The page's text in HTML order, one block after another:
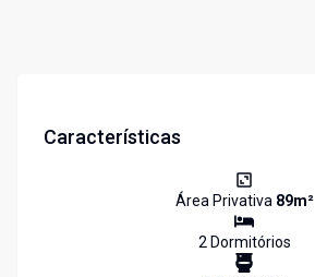
Características
Área Privativa 89m²
2Dormitórios